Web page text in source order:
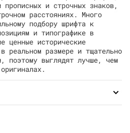
прописных и строчных знаков,
расстояниях. Много
подбору шрифта к
и типографике в
ценные исторические
реальном размере и тщательно
поэтому выглядят лучше, чем